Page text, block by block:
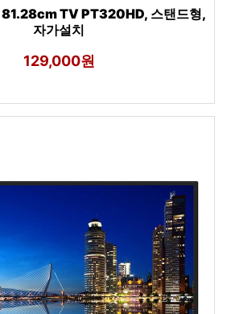
81.28cm TV PT320HD, 스탠드형,
자가설치
129,000원